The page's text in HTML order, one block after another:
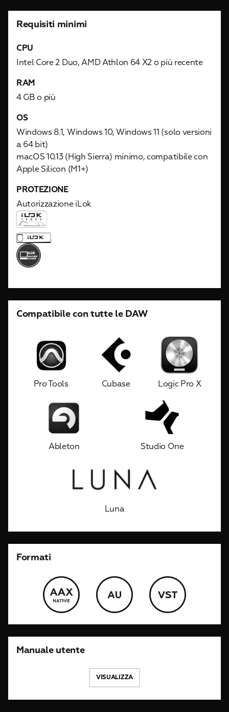
Requisiti minimi
CPU
Intel Core 2 Duo, AMD Athlon 64 X2 o più recente
RAM
4 GB o più
OS
Windows 8.1, Windows 10, Windows 11 (solo versioni
a 64 bit)
macOS 10.13 (High Sierra) minimo, compatibile con
Apple Silicon (M1+)
PROTEZIONE
Autorizzazione iLok
Compatibile con tutte le DAW
Pro Tools Cubase Logic Pro X
Ableton Studio One
Luna
Formati
Manuale utente
VISUALIZZA